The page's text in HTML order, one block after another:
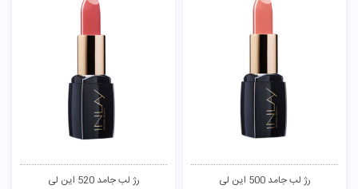
رژ لب جامد 500 این لی رژ لب جامد 520 این لی